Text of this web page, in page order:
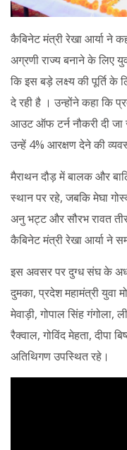
कैबिनेट मंत्री रेखा आर्या ने
अग्रणी राज्य बनाने के लिए
कि इस बड़े लक्ष्य की पूर्ति के
दे रही है । उन्होंने कहा कि
आउट ऑफ टर्न नौकरी दी जा
उन्हें 4% आरक्षण देने की
मैराथन दौड़ में बालक और
स्थान पर रहे, जबकि मेघा
अनु भट्ट और सौरभ रावत
कैबिनेट मंत्री रेखा आर्या ने
इस अवसर पर दुग्ध संघ के
दुमका, प्रदेश महामंत्री युवा
मेवाड़ी, गोपाल सिंह गंगोला,
रैक्वाल, गोविंद मेहता, दीपा
अतिथिगण उपस्थित रहे।